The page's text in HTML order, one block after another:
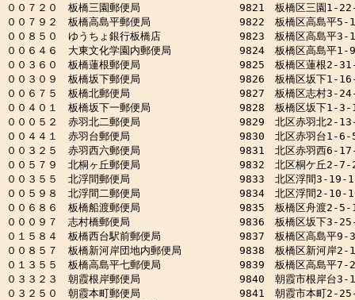
００７２０　板橋三園郵便局　　　　　　　　　 9821　板橋区三園1-
００７９２　板橋高島平郵便局　　　　　　　　 9822　板橋区高島平
００８５０　ゆうちょ銀行板橋店　　　　　　　 9823　板橋区高島平
００６４６　大東文化学園内郵便局　　　　　　 9824　板橋区高島平
００３６０　板橋蓮根郵便局　　　　　　　　　 9825　板橋区蓮根2-
００３０９　板橋坂下郵便局　　　　　　　　　 9826　板橋区坂下1-
００６７５　板橋北郵便局　　　　　　　　　　 9827　板橋区志村3-
００４０１　板橋坂下一郵便局　　　　　　　　 9828　板橋区坂下1-3-
０００５２　赤羽北二郵便局　　　　　　　　　 9829　北区赤羽北2-
００４４１　赤羽台郵便局　　　　　　　　　　 9830　北区赤羽台1-
００３２５　赤羽西六郵便局　　　　　　　　　 9831　北区赤羽西6-
００５７９　北桐ヶ丘郵便局　　　　　　　　　 9832　北区桐ケ丘2-7-
００３５５　北浮間郵便局　　　　　　　　　　 9833　北区浮間3-19-1
００５９８　北浮間二郵便局　　　　　　　　　 9834　北区浮間2-10-
００６８６　板橋船渡郵便局　　　　　　　　　 9835　板橋区舟渡2-5-
０００９７　志村橋郵便局　　　　　　　　　　 9836　板橋区坂下3-
０１５８４　板橋西台駅前郵便局　　　　　　　 9837　板橋区高島平
００８５７　板橋新河岸団地内郵便局　　　　　 9838　板橋区新河岸
０１３５５　板橋高島平七郵便局　　　　　　　 9839　板橋区高島平
０３３２３　朝霞根岸郵便局　　　　　　　　　 9840　朝霞市根岸台
０３２５０　朝霞本町郵便局　　　　　　　　　 9841　朝霞市本町2-